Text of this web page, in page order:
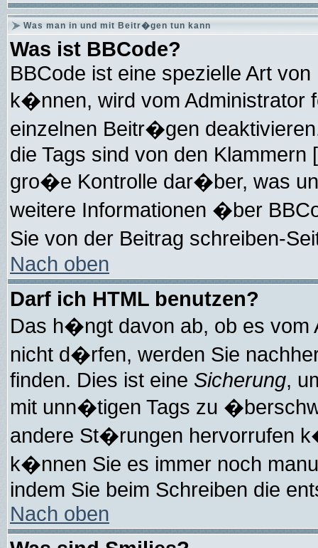
Was man in und mit Beitr�gen tun kann
Was ist BBCode?
BBCode ist eine spezielle Art
k�nnen, wird vom Administrator
einzelnen Beitr�gen
die Tags sind von den
gro�e Kontrolle dar�ber, was
weitere Informationen �ber
Sie von der Beitrag schreiben-
Nach oben
Darf ich HTML benutzen?
Das h�ngt davon ab, ob es vom
nicht d�rfen, werden Sie
finden. Dies ist eine Sicherung,
mit unn�tigen Tags zu
andere St�rungen hervorrufen
k�nnen Sie es immer noch
indem Sie beim Schreiben die
Nach oben